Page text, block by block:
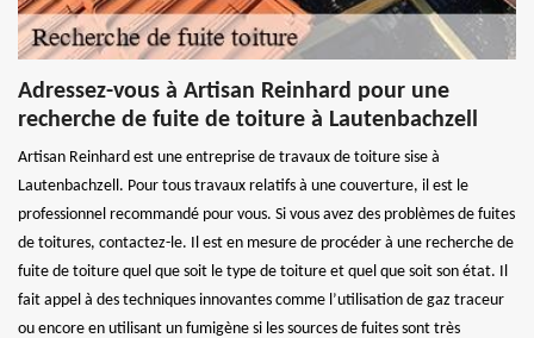
Adressez-vous à Artisan Reinhard pour une
recherche de fuite de toiture à Lautenbachzell
Artisan Reinhard est une entreprise de travaux de toiture sise à
Lautenbachzell. Pour tous travaux relatifs à une couverture, il est le
professionnel recommandé pour vous. Si vous avez des problèmes de fuites
de toitures, contactez-le. Il est en mesure de procéder à une recherche de
fuite de toiture quel que soit le type de toiture et quel que soit son état. Il
fait appel à des techniques innovantes comme l’utilisation de gaz traceur
ou encore en utilisant un fumigène si les sources de fuites sont très